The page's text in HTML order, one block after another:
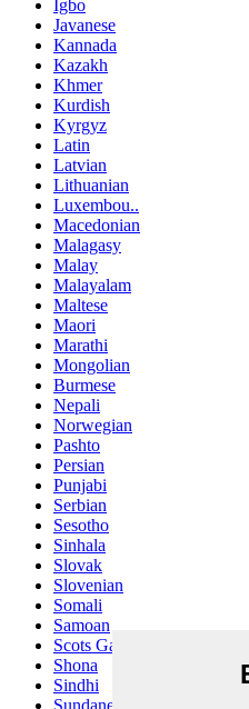
Igbo
Javanese
Kannada
Kazakh
Khmer
Kurdish
Kyrgyz
Latin
Latvian
Lithuanian
Luxembou..
Macedonian
Malagasy
Malay
Malayalam
Maltese
Maori
Marathi
Mongolian
Burmese
Nepali
Norwegian
Pashto
Persian
Punjabi
Serbian
Sesotho
Sinhala
Slovak
Slovenian
Somali
Samoan
Scots Gaelic
Shona
Sindhi
Sundanese